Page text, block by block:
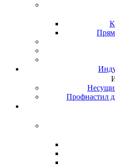
Профнастил